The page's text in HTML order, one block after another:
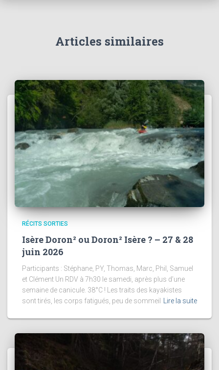
Articles similaires
RÉCITS SORTIES
Isère Doron² ou Doron² Isère ? – 27 & 28
juin 2026
Participants : Stéphane, PY, Thomas, Marc, Phil, Samuel
et Clément Un RDV à 7h30 le samedi, après plus d’une
semaine de canicule. 38°C ! Les traits des kayakistes
sont tirés, les corps fatigués, peu de sommeil
Lire la suite